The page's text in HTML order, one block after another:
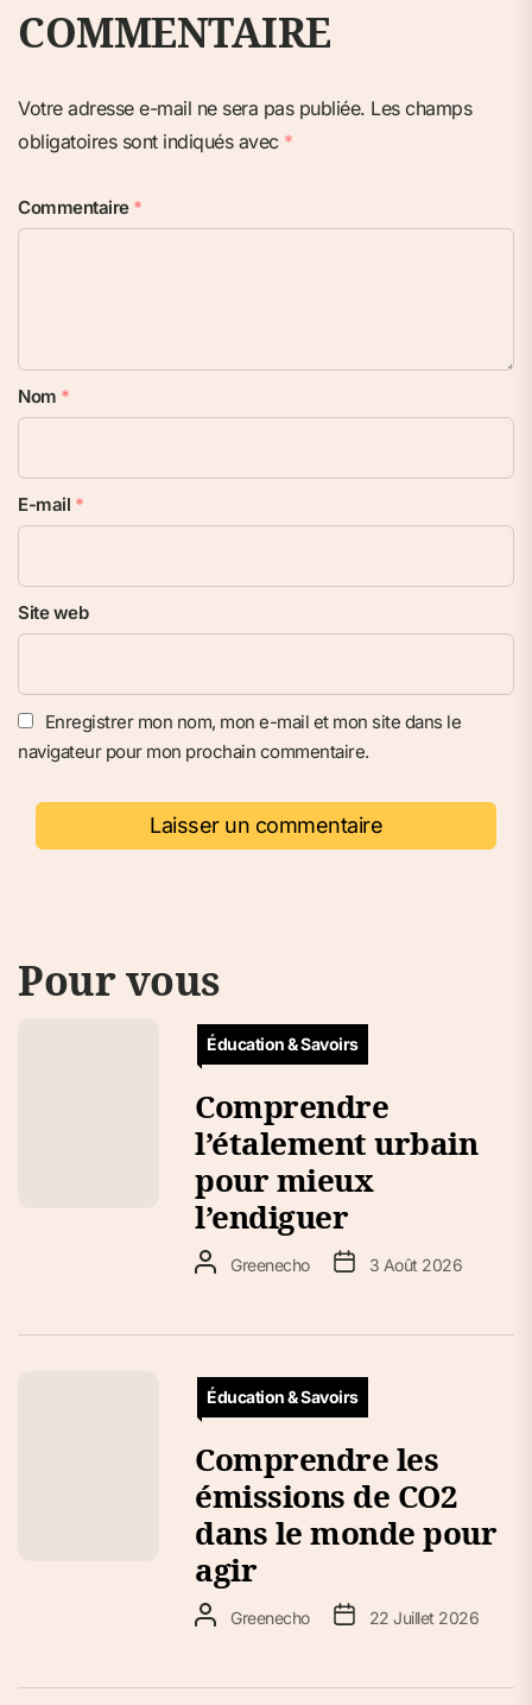
COMMENTAIRE
Votre adresse e-mail ne sera pas publiée. Les champs
obligatoires sont indiqués avec *
Commentaire *
Nom *
E-mail *
Site web
Enregistrer mon nom, mon e-mail et mon site dans le
navigateur pour mon prochain commentaire.
Pour vous
Éducation & Savoirs
Comprendre
l’étalement urbain
pour mieux
l’endiguer
Greenecho 3 Août 2026
Éducation & Savoirs
Comprendre les
émissions de CO2
dans le monde pour
agir
Greenecho 22 Juillet 2026